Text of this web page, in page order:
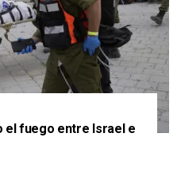
el fuego entre Israel e